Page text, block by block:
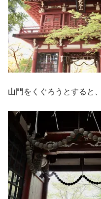
山門をくぐろうとすると